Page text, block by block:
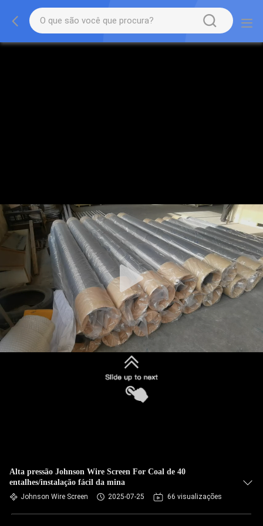
Alta pressão Johnson Wire Screen For Coal de 40
entalhes/instalação fácil da mina
Johnson Wire Screen 2025-07-25 66 visualizações